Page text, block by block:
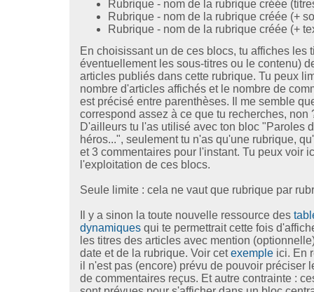
Rubrique - nom de la rubrique créée
Rubrique - nom de la rubrique créée (+
Rubrique - nom de la rubrique créée (+
En choisissant un de ces blocs, tu affiches les
éventuellement les sous-titres ou le contenu)
articles publiés dans cette rubrique. Tu peux
nombre d'articles affichés et le nombre de
est précisé entre parenthèses. Il me semble
correspond assez à ce que tu recherches, non
D'ailleurs tu l'as utilisé avec ton bloc "Paroles
héros...", seulement tu n'as qu'une rubrique,
et 3 commentaires pour l'instant. Tu peux voir
l'exploitation de ces blocs.
Seule limite : cela ne vaut que rubrique par
Il y a sinon la toute nouvelle ressource des
dynamiques qui te permettrait cette fois
les titres des articles avec mention
date et de la rubrique. Voir cetexemple ici. En
il n'est pas (encore) prévu de pouvoir préciser
de commentaires reçus. Et autre contrainte :